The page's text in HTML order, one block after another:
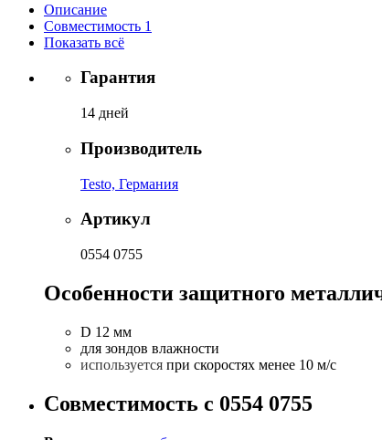
Описание
Совместимость 1
Показать всё
Гарантия
14 дней
Производитель
Testo, Германия
Артикул
0554 0755
Особенности защитного
D 12 мм
для зондов влажности
используется при скоростях менее 10 м/с
Совместимость с 0554 0755